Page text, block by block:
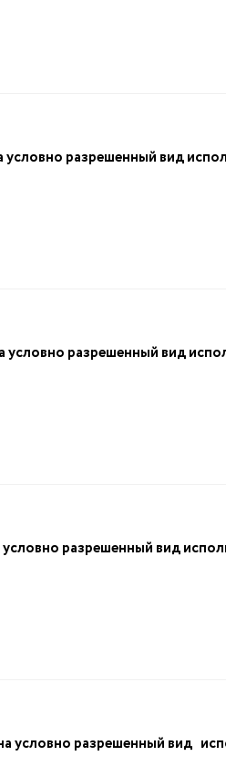
разрешенный вид
разрешенный вид
разрешенный вид
разрешенный вид